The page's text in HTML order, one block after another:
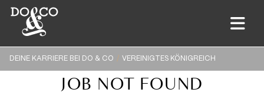
DEINE KARRIERE BEI DO & CO VEREINIGTES KÖNIGREICH
JOB NOT FOUND